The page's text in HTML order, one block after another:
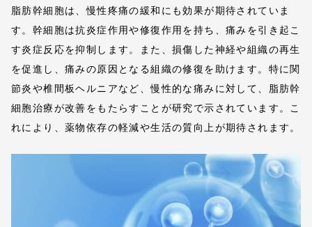
脂肪幹細胞は、慢性疼痛の緩和にも効果が期待されていま
す。幹細胞は抗炎症作用や修復作用を持ち、痛みを引き起こ
す炎症反応を抑制します。また、損傷した神経や組織の再生
を促進し、痛みの原因となる組織の修復を助けます。特に関
節炎や椎間板ヘルニアなど、慢性的な痛みに対して、脂肪幹
細胞治療が改善をもたらすことが研究で示されています。こ
れにより、薬物依存の軽減や生活の質向上が期待されます。